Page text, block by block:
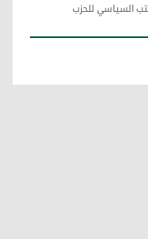
السياسي للحزب